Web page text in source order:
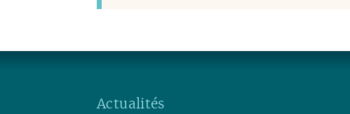
Actualités